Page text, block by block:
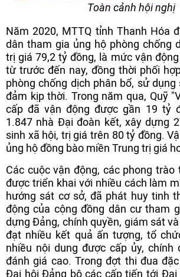
Toàn cảnh hội nghị
Năm 2020, MTTQ tỉnh Thanh Hóa
dân tham gia ủng hộ phòng chống
trị giá 79,2 tỷ đồng, là mức vận
từ trước đến nay, đồng thời phối
phòng chống dịch phân bổ, sử
đảm kịp thời. Trong năm qua, Quỹ
cấp đã vận động được gần 19 tỷ
1.847 nhà Đại đoàn kết, xây dựng
sinh xã hội, trị giá trên 80 tỷ đồng.
ủng hộ đồng bào miền Trung trị giá
Các cuộc vận động, các phong
được triển khai với nhiều cách làm
hướng sát cơ sở, đã phát huy tinh
động của cộng đồng dân cư tham
dựng Đảng, chính quyền, giám sát
đạt nhiều kết quả ấn tượng, tổ
nhiều nội dung được cấp ủy, chính
đánh giá cao. Trong đợt thi đua
Đại hội Đảng bộ các cấp tiến tới